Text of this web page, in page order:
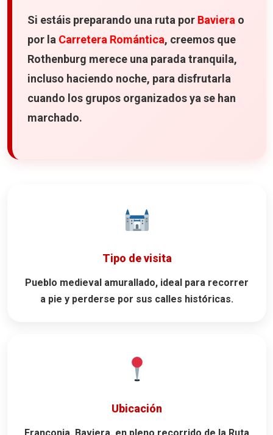
Ideal si viajáis en coche
Información práctica
Nuestra opinión
Si estáis preparando una ruta por Baviera o
por la Carretera Romántica, creemos que
Rothenburg merece una parada tranquila,
incluso haciendo noche, para disfrutarla
cuando los grupos organizados ya se han
marchado.
Tipo de visita
Pueblo medieval amurallado, ideal para recorrer
a pie y perderse por sus calles históricas.
Ubicación
Franconia, Baviera, en pleno recorrido de la Ruta